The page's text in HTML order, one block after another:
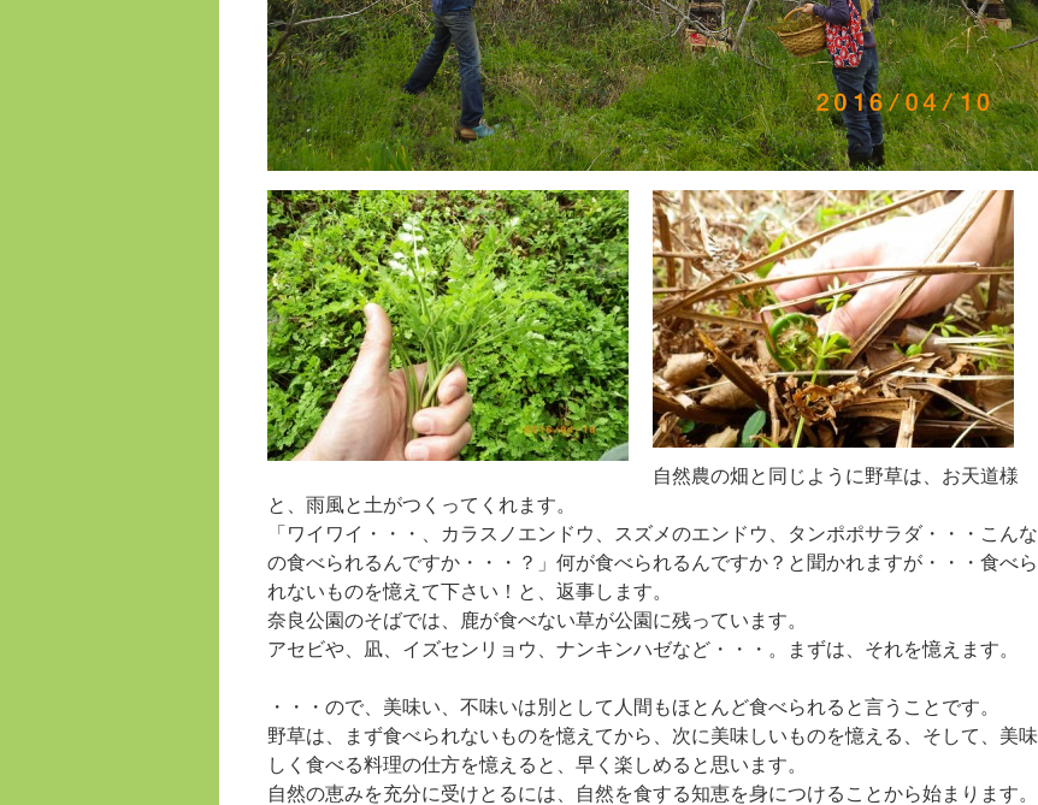
自然農の畑と同じように野草は、お天道様
と、雨風と土がつくってくれます。
「ワイワイ・・・、カラスノエンドウ、スズメのエンドウ、タンポポサラダ・・・こんな
の食べられるんですか・・・？」何が食べられるんですか？と聞かれますが・・・食べら
れないものを憶えて下さい！と、返事します。
奈良公園のそばでは、鹿が食べない草が公園に残っています。
アセビや、凪、イズセンリョウ、ナンキンハゼなど・・・。まずは、それを憶えます。
・・・ので、美味い、不味いは別として人間もほとんど食べられると言うことです。
野草は、まず食べられないものを憶えてから、次に美味しいものを憶える、そして、美味
しく食べる料理の仕方を憶えると、早く楽しめると思います。
自然の恵みを充分に受けとるには、自然を食する知恵を身につけることから始まります。